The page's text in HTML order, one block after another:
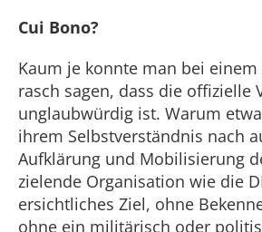
Cui Bono?
Kaum je konnte man bei einem
rasch sagen, dass die offizielle
unglaubwürdig ist. Warum
ihrem Selbstverständnis nach
Aufklärung und Mobilisierung
zielende Organisation wie die
ersichtliches Ziel, ohne
ohne ein militärisch oder